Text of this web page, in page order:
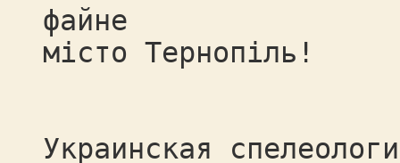
файне
місто Тернопіль!
Украинская